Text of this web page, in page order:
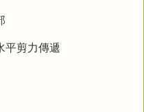
平剪力傳遞